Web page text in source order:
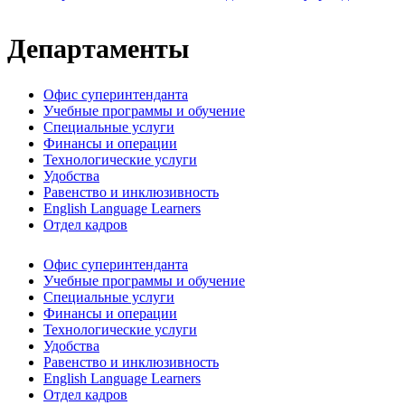
Департаменты
Офис суперинтенданта
Учебные программы и обучение
Специальные услуги
Финансы и операции
Технологические услуги
Удобства
Равенство и инклюзивность
English Language Learners
Отдел кадров
Офис суперинтенданта
Учебные программы и обучение
Специальные услуги
Финансы и операции
Технологические услуги
Удобства
Равенство и инклюзивность
English Language Learners
Отдел кадров